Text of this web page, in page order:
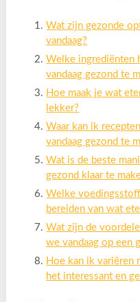
Wat zijn gezonde
vandaag?
Welke ingrediënten
vandaag gezond te
Hoe maak je wat
lekker?
Waar kan ik
vandaag gezond te
Wat is de beste
gezond klaar te
Welke
bereiden van wat
Wat zijn de
we vandaag op een
Hoe kan ik variëren
het interessant en